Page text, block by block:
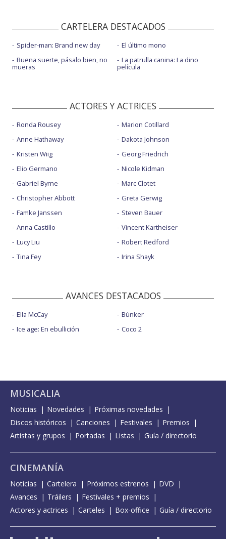
CARTELERA DESTACADOS
Spider-man: Brand new day
Buena suerte, pásalo bien, no
mueras
El último mono
La patrulla canina: La dino
película
ACTORES Y ACTRICES
Ronda Rousey
Anne Hathaway
Kristen Wiig
Elio Germano
Gabriel Byrne
Christopher Abbott
Famke Janssen
Anna Castillo
Lucy Liu
Tina Fey
Marion Cotillard
Dakota Johnson
Georg Friedrich
Nicole Kidman
Marc Clotet
Greta Gerwig
Steven Bauer
Vincent Kartheiser
Robert Redford
Irina Shayk
AVANCES DESTACADOS
Ella McCay
Ice age: En ebullición
Búnker
Coco 2
MUSICALIA
Noticias Novedades
Próximas novedades
Discos históricos
Canciones Festivales
Premios
Artistas y grupos
Portadas Listas Guía / directorio
CINEMANÍA
Noticias Cartelera Próximos estrenos
DVD
Avances
Tráilers
Festivales + premios
Actores y actrices
Carteles Box-office Guía / directorio